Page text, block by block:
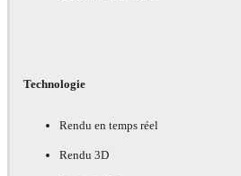
Technologie
Rendu en temps réel
Rendu 3D